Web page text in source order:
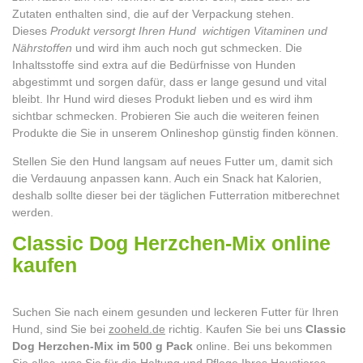
Zutaten enthalten sind, die auf der Verpackung stehen.
Dieses Produkt versorgt Ihren Hund wichtigen Vitaminen und
Nährstoffen und wird ihm auch noch gut schmecken. Die
Inhaltsstoffe sind extra auf die Bedürfnisse von Hunden
abgestimmt und sorgen dafür, dass er lange gesund und vital
bleibt. Ihr Hund wird dieses Produkt lieben und es wird ihm
sichtbar schmecken. Probieren Sie auch die weiteren feinen
Produkte die Sie in unserem Onlineshop günstig finden können.
Stellen Sie den Hund langsam auf neues Futter um, damit sich
die Verdauung anpassen kann. Auch ein Snack hat Kalorien,
deshalb sollte dieser bei der täglichen Futterration mitberechnet
werden.
Classic Dog Herzchen-Mix online
kaufen
Suchen Sie nach einem gesunden und leckeren Futter für Ihren
Hund, sind Sie bei zooheld.de richtig. Kaufen Sie bei uns Classic
Dog Herzchen-Mix im 500 g Pack online. Bei uns bekommen